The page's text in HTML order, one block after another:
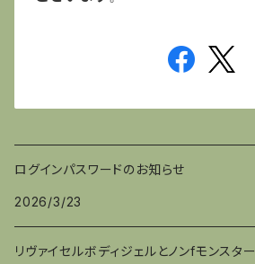
ログインパスワードのお知らせ
2026/3/23
リヴァイセルボディジェルとノンfモンスター